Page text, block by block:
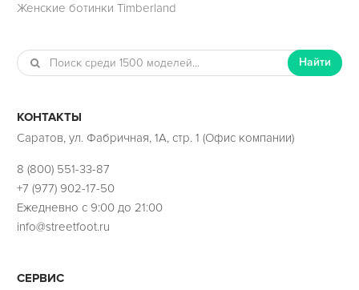
Женские ботинки Timberland
Найти
КОНТАКТЫ
Саратов, ул. Фабричная, 1А, стр. 1 (Офис компании)
8 (800) 551-33-87
+7 (977) 902-17-50
Ежедневно с 9:00 до 21:00
info@streetfoot.ru
СЕРВИС